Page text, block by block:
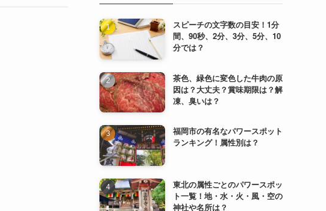
スピーチの文字数の目安！1分
間、90秒、2分、3分、5分、10
分では？
茶色、緑色に変色した牛肉の原
因は？大丈夫？賞味期限は？解
凍、臭いは？
福岡市の有名なパワースポット
ランキング！属性別は？
東北の属性ごとのパワースポッ
ト一覧！地・水・火・風・空の
神社や名所は？